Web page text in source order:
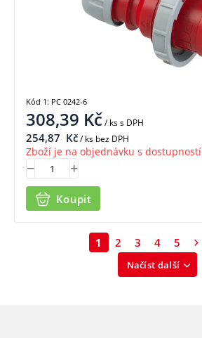
308,39 Kč/ kss DPH
254,87 Kč/ ks bez DPH
Zboží je na objednávku s dostupností
Koupit
Kód 1: PC 0242-6
Načíst další
1 2 3 4 5